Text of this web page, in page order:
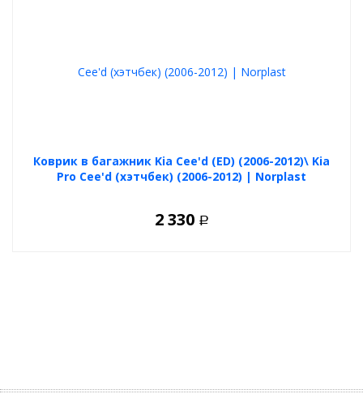
Коврик в багажник Kia Cee'd (ED) (2006-2012)\ Kia
Pro Cee'd (хэтчбек) (2006-2012) | Norplast
2 330 Р